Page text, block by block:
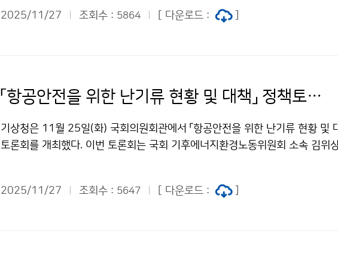
2025/11/27 조회수 : 5864 [ 다운로드 :
「항공안전을 위한 난기류 현황 및 대책」 정책토론회
기상청은 11월 25일(화) 국회의원회관에서 「항공안전을 위한 난기류 현황 및
토론회를 개최했다. 이번 토론회는 국회 기후에너지환경노동위원회 소속 김위
열렸다.
2025/11/27 조회수 : 5647 [ 다운로드 :